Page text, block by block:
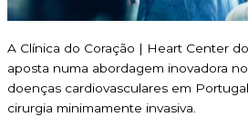
A Clínica do Coração | Heart Center
aposta numa abordagem inovadora
doenças cardiovasculares em
cirurgia minimamente invasiva.